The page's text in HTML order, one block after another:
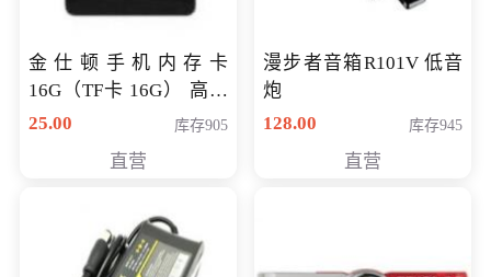
金仕顿手机内存卡
16G（TF卡 16G） 高速
卡 CLASS 10
25.00 库存905
直营
漫步者音箱R101V 低音
炮
128.00
库存945
直营